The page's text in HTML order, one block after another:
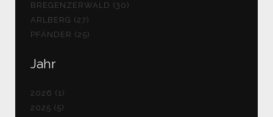
BREGENZERWALD (30)
ARLBERG (27)
PFÄNDER (25)
Jahr
2026 (1)
2025 (5)